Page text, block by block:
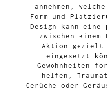
annehmen,
Form und
Design kann eine
zwischen
Aktion gezielt
eingesetzt
Gewohnheiten
helfen,
Gerüche oder